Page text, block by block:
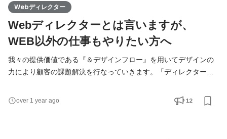
Webディレクター
Webディレクターとは言いますが、
WEB以外の仕事もやりたい方へ
我々の提供価値である『＆デザインフロー』を用いてデザインの
力により顧客の課題解決を行なっていきます。「ディレクター」
解決策（アウトプット）の進行管理を担当していただきます。
over 1 year ago 12